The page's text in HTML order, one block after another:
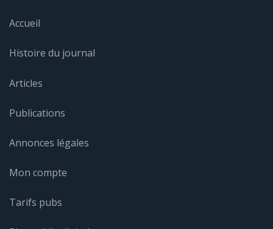
Accueil
Histoire du journal
Articles
Publications
Annonces légales
Mon compte
Tarifs pubs